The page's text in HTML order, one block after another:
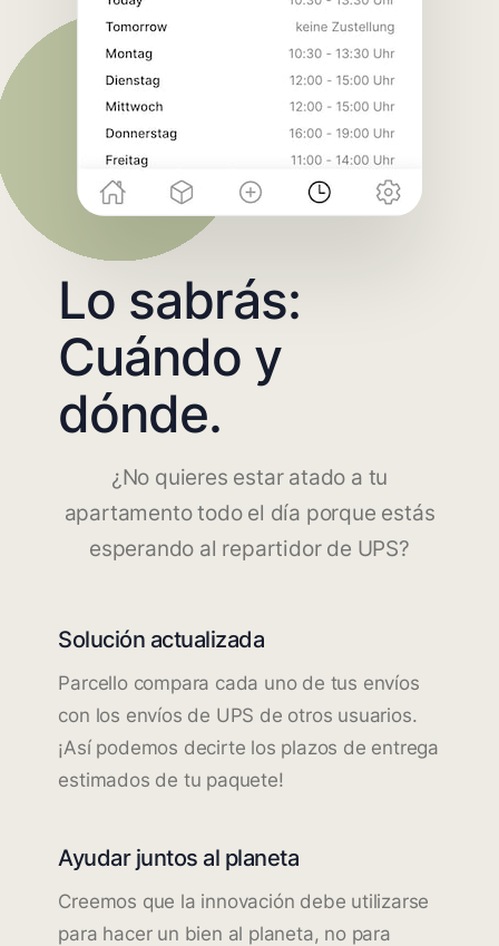
Lo sabrás:
Cuándo y
dónde.
¿No quieres estar atado a tu
apartamento todo el día porque estás
esperando al repartidor de UPS?
Solución actualizada
Parcello compara cada uno de tus envíos
con los envíos de UPS de otros usuarios.
¡Así podemos decirte los plazos de entrega
estimados de tu paquete!
Ayudar juntos al planeta
Creemos que la innovación debe utilizarse
para hacer un bien al planeta, no para